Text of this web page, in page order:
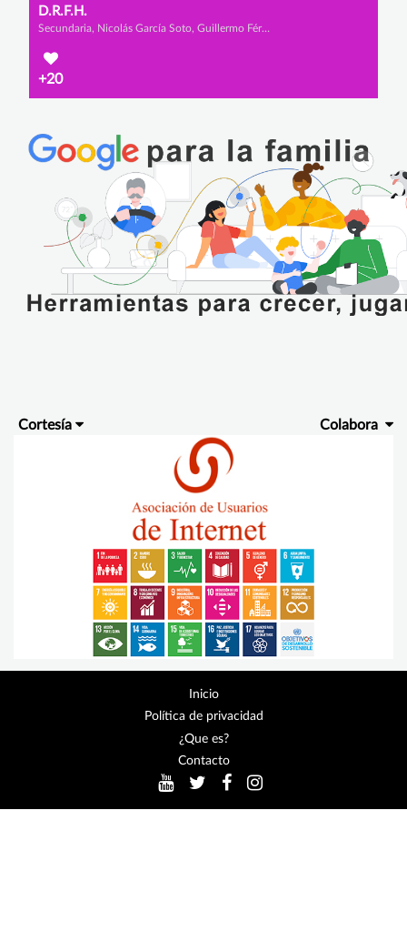
D.R.F.H.
Secundaria, Nicolás García Soto, Guillermo Férnandez García y Miguel Aguado Ceballos
+20
Cortesía Colabora
Inicio
Política de privacidad
¿Que es?
Contacto